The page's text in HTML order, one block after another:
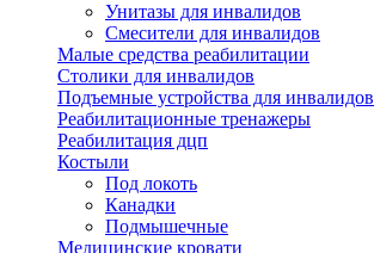
Унитазы для инвалидов
Смесители для инвалидов
Малые средства реабилитации
Столики для инвалидов
Подъемные устройства для инвалидов
Реабилитационные тренажеры
Реабилитация дцп
Костыли
Под локоть
Канадки
Подмышечные
Медицинские кровати